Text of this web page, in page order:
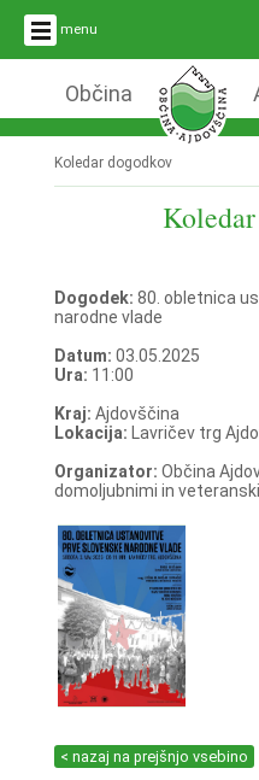
menu
Občina
Koledar dogodkov
Dogodek: 80. obletnica
narodne vlade
Datum: 03.05.2025
Ura: 11:00
Kraj: Ajdovščina
Lokacija: Lavričev trg
Organizator: Občina
domoljubnimi in
< nazaj na prejšnjo vsebino